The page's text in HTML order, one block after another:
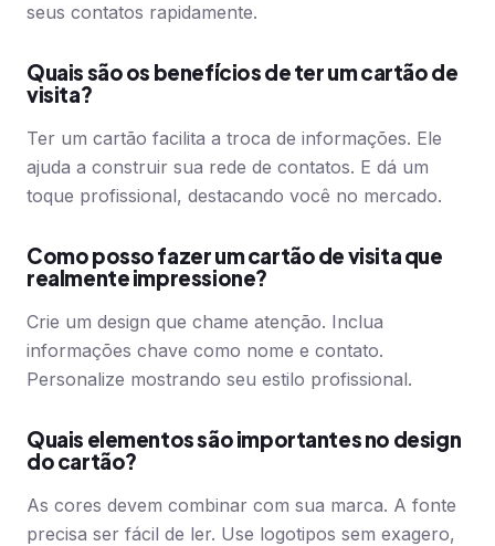
seus contatos rapidamente.
Quais são os benefícios de ter um cartão de
visita?
Ter um cartão facilita a troca de informações. Ele
ajuda a construir sua rede de contatos. E dá um
toque profissional, destacando você no mercado.
Como posso fazer um cartão de visita que
realmente impressione?
Crie um design que chame atenção. Inclua
informações chave como nome e contato.
Personalize mostrando seu estilo profissional.
Quais elementos são importantes no design
do cartão?
As cores devem combinar com sua marca. A fonte
precisa ser fácil de ler. Use logotipos sem exagero,